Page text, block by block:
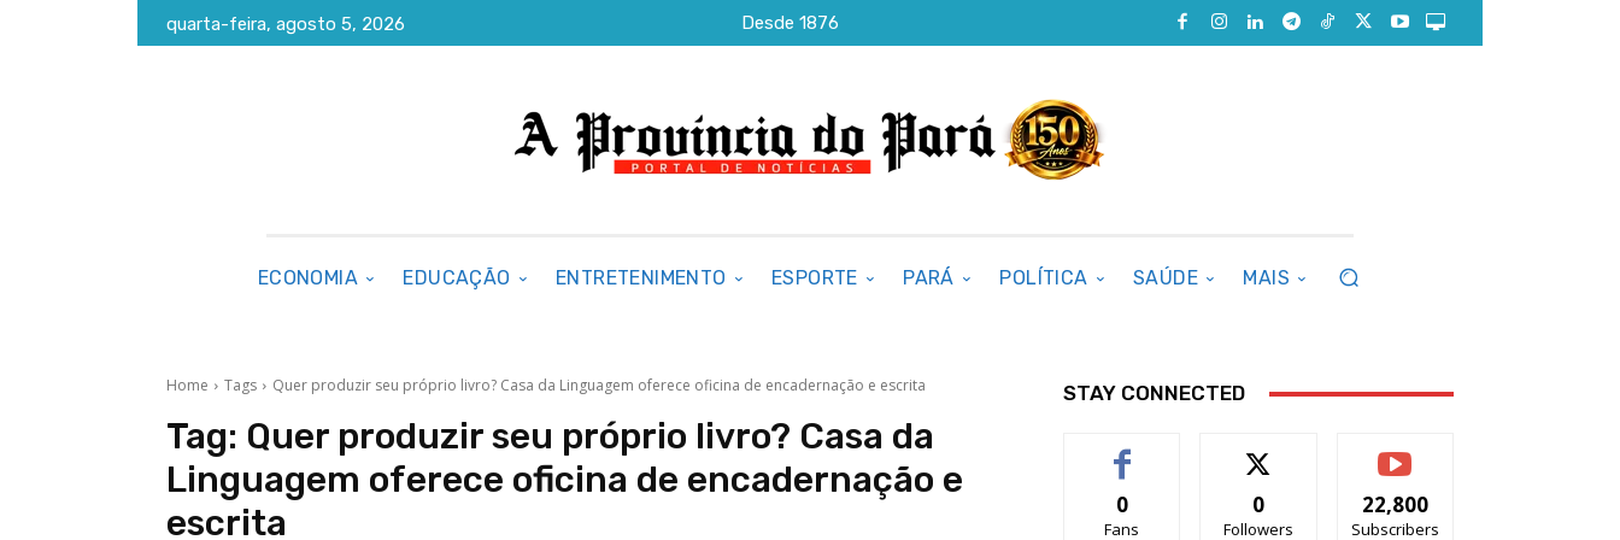
quarta-feira, agosto 5, 2026 Desde 1876
ECONOMIA EDUCAÇÃO ENTRETENIMENTO ESPORTE PARÁ POLÍTICA SAÚDE MAIS
Home Tags Quer produzir seu próprio livro? Casa da Linguagem oferece oficina de encadernação e escrita
Tag: Quer produzir seu próprio livro? Casa da
Linguagem oferece oficina de encadernação e
escrita
STAY CONNECTED
0
Fans
0
Followers
22,800
Subscribers